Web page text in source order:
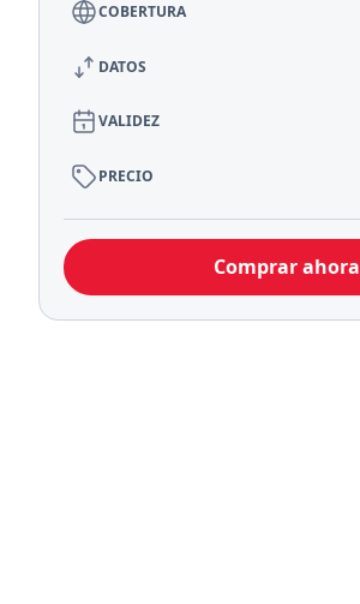
COBERTURA
DATOS
VALIDEZ
PRECIO
Comprar ahora